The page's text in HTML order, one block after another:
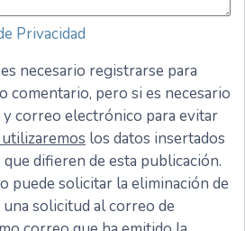
Privacidad
necesario registrarse para
comentario, pero si es necesario
correo electrónico para evitar
los datos insertados
difieren de esta publicación.
puede solicitar la eliminación de
solicitud al correo de